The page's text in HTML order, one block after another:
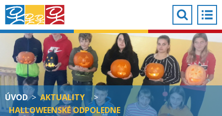
ÚVOD > AKTUALITY
>
HALLOWEENSKÉ ODPOLEDNE